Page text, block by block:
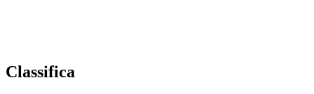
Classifica